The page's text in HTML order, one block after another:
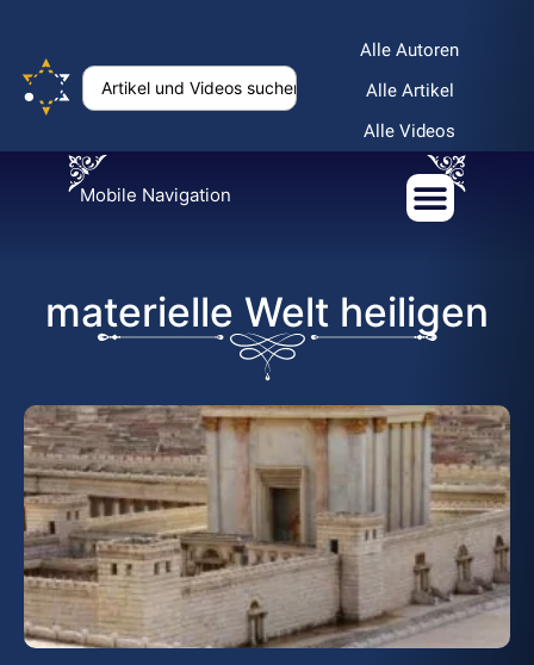
Alle Autoren
Alle Artikel
Alle Videos
Mobile Navigation
materielle Welt heiligen